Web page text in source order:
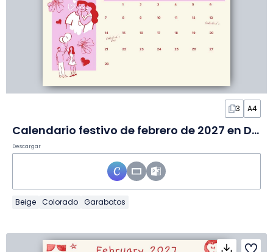
3 A4
Calendario festivo de febrero de 2027 en Diapositivas
Descargar
Beige Colorado Garabatos